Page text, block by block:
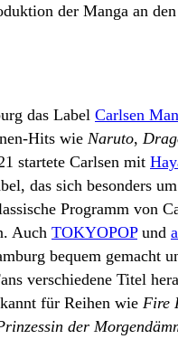
der Manga an
das Label Carlsen
Hits wie Naruto,
startete Carlsen mit
das sich besonders
Programm von
Auch TOKYOPOPund
bequem gemacht
verschiedene Titel
für Reihen wie Fire
der